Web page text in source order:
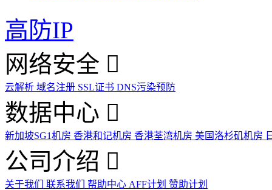
高防IP
网络安全
云解析 域名注册 SSL证书 DNS污染预防
数据中心
新加坡SG1机房 香港和记机房 香港荃湾机房 美国洛杉矶机房
公司介绍
关于我们 联系我们 帮助中心 AFF计划 赞助计划